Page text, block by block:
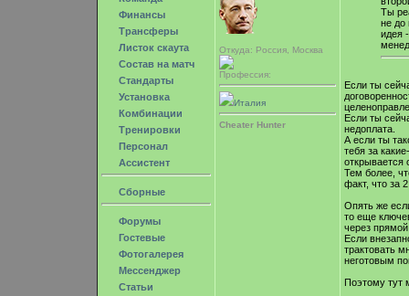
Финансы
Трансферы
Листок скаута
Состав на матч
Стандарты
Установка
Комбинации
Тренировки
Персонал
Ассистент
Сборные
Форумы
Гостевые
Фотогалерея
Мессенджер
Статьи
Откуда: Россия, Москва
Профессия:
Италия
Cheater Hunter
Ты
не до
идея
Если ты
Если ты
недоплата.
А если ты
тебя за
открывается
Тем более,
факт, что за
Опять же
то еще
через
Если
трактовать
неготовым
Поэтому тут